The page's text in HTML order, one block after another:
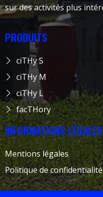
sur des activités plus
PRODUITS
ciTHy S
ciTHy M
ciTHy L
facTHory
INFORMATIONS LÉGALES
Mentions légales
Politique de confidentialité